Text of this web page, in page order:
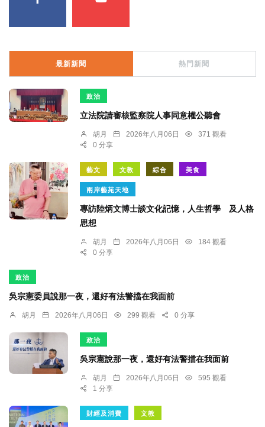
最新新聞 熱門新聞
政治
立法院請審核監察院人事同意權公聽會
胡月 2026年八月06日
371 觀看
0 分享
藝文 文教 綜合 美食
兩岸藝苑天地
專訪陸炳文博士談文化記憶，人生哲學 及人格
思想
胡月 2026年八月06日
184 觀看
0 分享
政治
吳宗憲委員說那一夜，還好有法警擋在我面前
胡月 2026年八月06日 299 觀看 0 分享
政治
吳宗憲說那一夜，還好有法警擋在我面前
胡月 2026年八月06日
595 觀看
1 分享
財經及消費 文教